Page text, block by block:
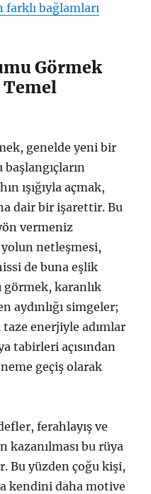
bağlamları
Görmek
Temel
genelde yeni bir
ışığıyla açmak,
dair bir işarettir. Bu
vermeniz
netleşmesi,
de buna eşlik
görmek, karanlık
aydınlığı simgeler;
taze enerjiyle adımlar
tabirleri açısından
geçiş olarak
ferahlayış ve
bu rüya
Bu yüzden çoğu kişi,
kendini daha motive